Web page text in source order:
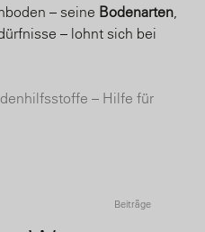
– seine Bodenarten
– lohnt sich bei
– Hilfe für
Beiträge